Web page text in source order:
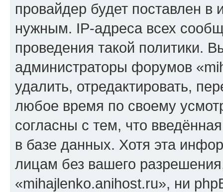
провайдер будет поставлен в
нужным. IP-адреса всех
проведения такой политики.
администраторы форумов
удалить, отредактировать,
любое время по своему
согласны с тем, что
в базе данных. Хотя эта
лицам без вашего
«mihajlenko.anihost.ru», ни